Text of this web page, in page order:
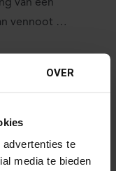
OVER
te
media te bieden
van een
vennoot de